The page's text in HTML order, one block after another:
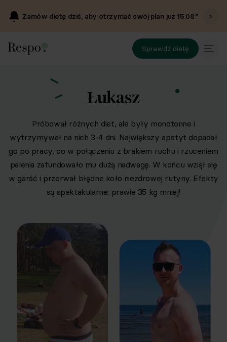
Zamów dietę dziś, aby otrzymać swój plan już15.08.*
Sprawdź dietę
Łukasz
Próbował różnych diet, ale były monotonne i
wytrzymywał na nich 3-4 dni. Największy apetyt dopadał
go po pracy, co w połączeniu z brakiem ruchu i rzuceniem
palenia zafundowało mu dużą nadwagę. W końcu wziął się
w garść i przerwał błędne koło niezdrowej rutyny. Efekty
są spektakularne: prawie 35 kg mniej!